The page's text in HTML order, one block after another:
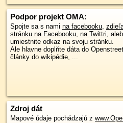
Podpor projekt OMA:
Spojte sa s nami na facebooku,
stránku na Facebooku, na Twittri,
umiestnite odkaz na svoju stránku.
Ale hlavne doplňte dáta do
články do wikipédie, ...
Zdroj dát
Mapové údaje pochádzajú z